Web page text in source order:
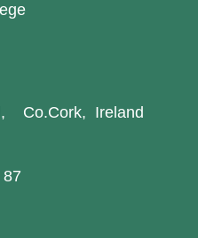
Co.Cork, Ireland